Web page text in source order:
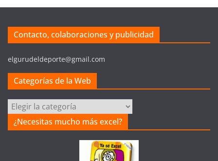
Contacto, colaboraciones y publicidad
elgurudeldeporte@gmail.com
Categorías de la Web
a
t
¿Necesitas mucho más excel?